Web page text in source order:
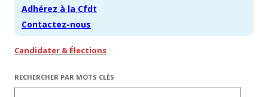
Adhérez à la Cfdt
Contactez-nous
Candidater & Élections
RECHERCHER PAR MOTS CLÉS